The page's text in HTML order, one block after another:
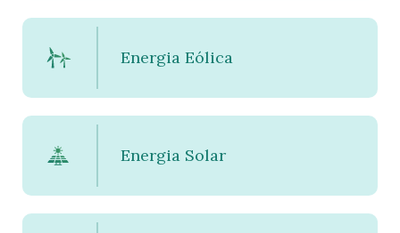
Energia Eólica
Energia Solar